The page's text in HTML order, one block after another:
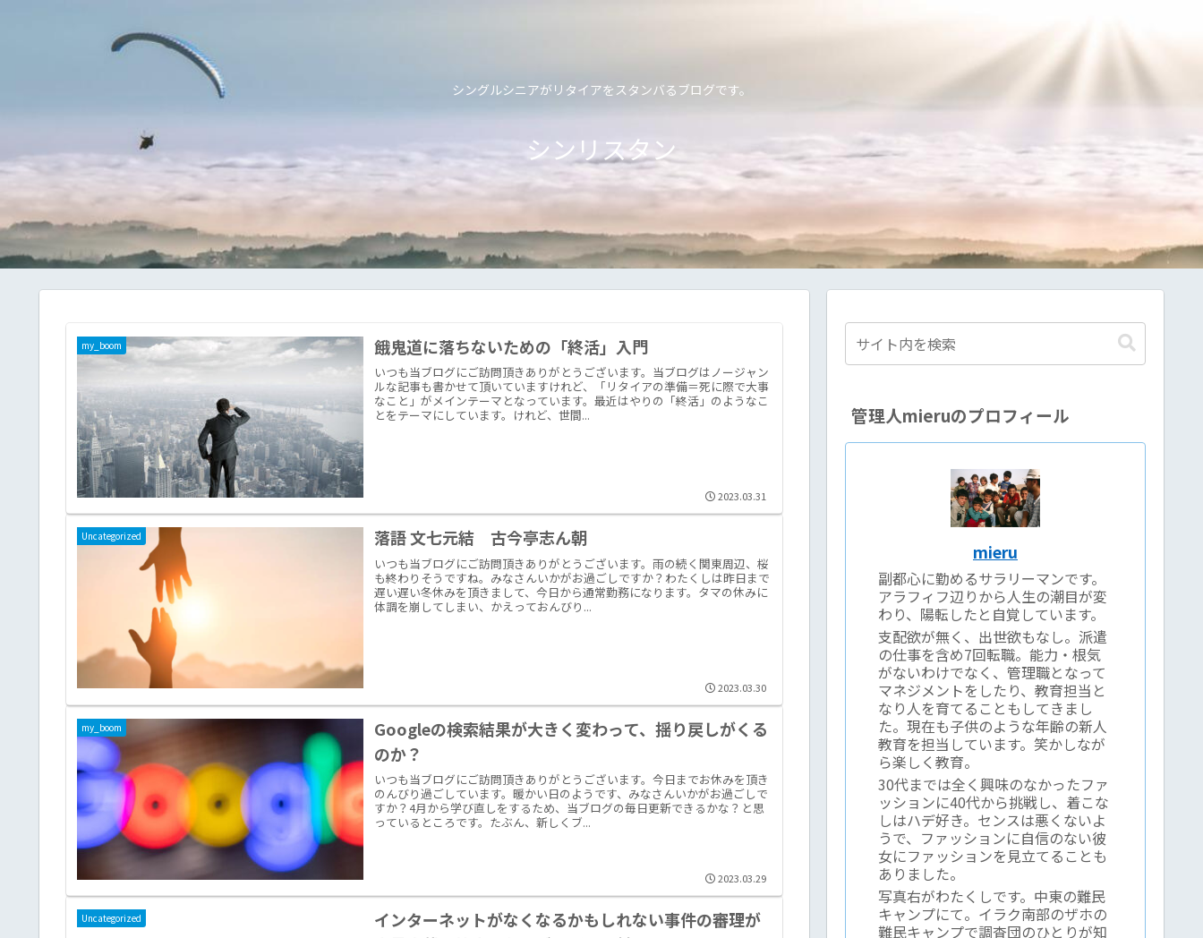
シングルシニアがリタイアをスタンバるブログです。
シンリスタン
my_boom 餓鬼道に落ちないための「終活」入門
いつも当ブログにご訪問頂きありがとうございます。当ブログはノージャン
ルな記事も書かせて頂いていますけれど、「リタイアの準備＝死に際で大事
なこと」がメインテーマとなっています。最近はやりの「終活」のようなこ
とをテーマにしています。けれど、世間...
2023.03.31
Uncategorized 落語 文七元結 古今亭志ん朝
いつも当ブログにご訪問頂きありがとうございます。雨の続く関東周辺、桜
も終わりそうですね。みなさんいかがお過ごしですか？わたくしは昨日まで
遅い遅い冬休みを頂きまして、今日から通常勤務になります。タマの休みに
体調を崩してしまい、かえっておんびり...
2023.03.30
my_boom
Googleの検索結果が大きく変わって、揺り戻しがくる
のか？
いつも当ブログにご訪問頂きありがとうございます。今日までお休みを頂き
のんびり過ごしています。暖かい日のようです、みなさんいかがお過ごしで
すか？4月から学び直しをするため、当ブログの毎日更新できるかな？と思
っているところです。たぶん、新しくブ...
2023.03.29
Uncategorized
インターネットがなくなるかもしれない事件の審理が
管理人mieruのプロフィール
mieru
副都心に勤めるサラリーマンです。
アラフィフ辺りから人生の潮目が変
わり、陽転したと自覚しています。
支配欲が無く、出世欲もなし。派遣
の仕事を含め7回転職。能力・根気
がないわけでなく、管理職となって
マネジメントをしたり、教育担当と
なり人を育てることもしてきまし
た。現在も子供のような年齢の新人
教育を担当しています。笑かしなが
ら楽しく教育。
30代までは全く興味のなかったファ
ッションに40代から挑戦し、着こな
しはハデ好き。センスは悪くないよ
うで、ファッションに自信のない彼
女にファッションを見立てることも
ありました。
写真右がわたくしです。中東の難民
キャンプにて。イラク南部のザホの
難民キャンプで調査団のひとりが知